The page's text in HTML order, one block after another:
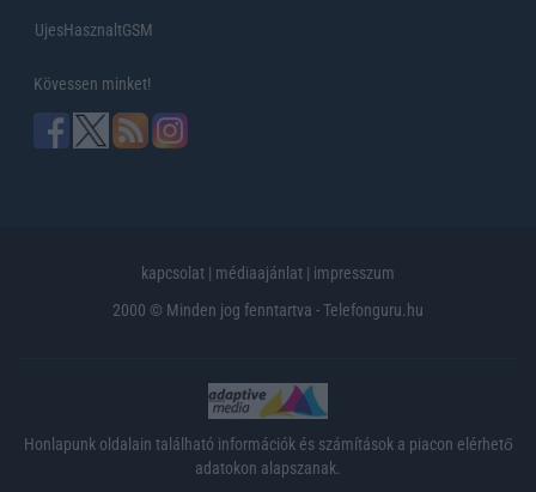
UjesHasznaltGSM
Kövessen minket!
kapcsolat | médiaajánlat | impresszum
2000 © Minden jog fenntartva - Telefonguru.hu
Honlapunk oldalain található információk és számítások a piacon elérhető
adatokon alapszanak.